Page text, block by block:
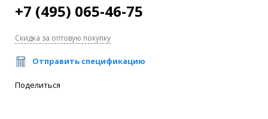
+7 (495) 065-46-75
Скидка за оптовую покупку
Отправить спецификацию
Поделиться